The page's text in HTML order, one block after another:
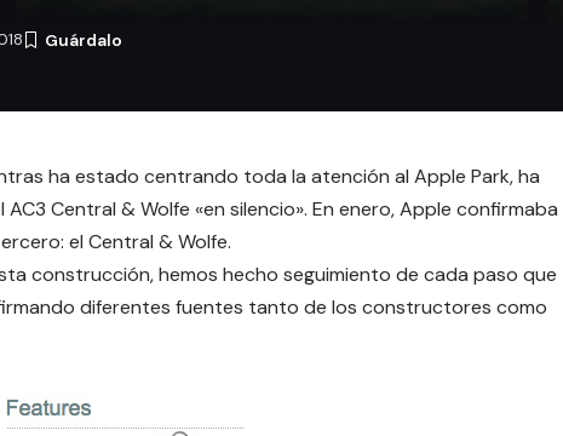
ha estado centrando toda la atención al Apple Park, ha
AC3 Central & Wolfe «en silencio». En enero, Apple confirmaba
el Central & Wolfe.
construcción, hemos hecho seguimiento de cada paso que
diferentes fuentes tanto de los constructores como